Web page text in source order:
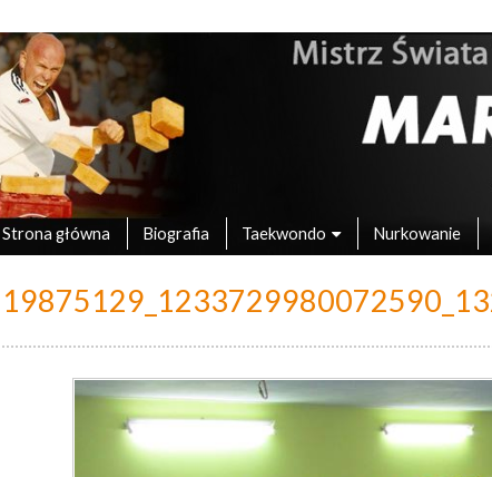
Marek Tyczyński – Mistrz
oficjalna strona UKS Grom Leszno
Strona główna Biografia Taekwondo Nurkowanie